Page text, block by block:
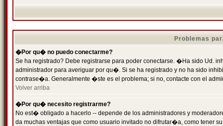
Problemas
�Por qu� no puedo conectarme?
Se ha registrado? Debe registrarse para poder conectarse. �Ha sido Ud.
administrador para averiguar por qu�. Si se ha registrado y no ha sido
contrase�a. Generalmente �ste es el problema; si no, contacte con el
Volver arriba
�Por qu� necesito registrarme?
No est� obligado a hacerlo -- depende de los administradores y
da muchas ventajas que como usuario invitado no difrutar�a, como tener